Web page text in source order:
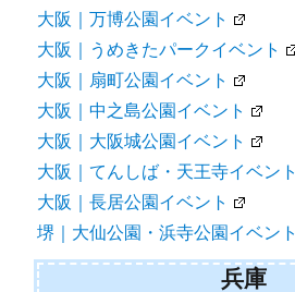
大阪｜万博公園イベント
大阪｜うめきたパークイベント
大阪｜扇町公園イベント
大阪｜中之島公園イベント
大阪｜大阪城公園イベント
大阪｜てんしば・天王寺イベント
大阪｜長居公園イベント
堺｜大仙公園・浜寺公園イベント
兵庫